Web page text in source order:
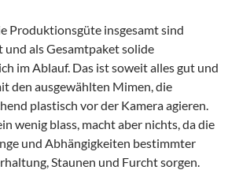
Produktionsgüte insgesamt sind
als Gesamtpaket solide
im Ablauf. Das ist soweit alles gut und
den ausgewählten Mimen, die
plastisch vor der Kamera agieren.
wenig blass, macht aber nichts, da die
und Abhängigkeiten bestimmter
Staunen und Furcht sorgen.